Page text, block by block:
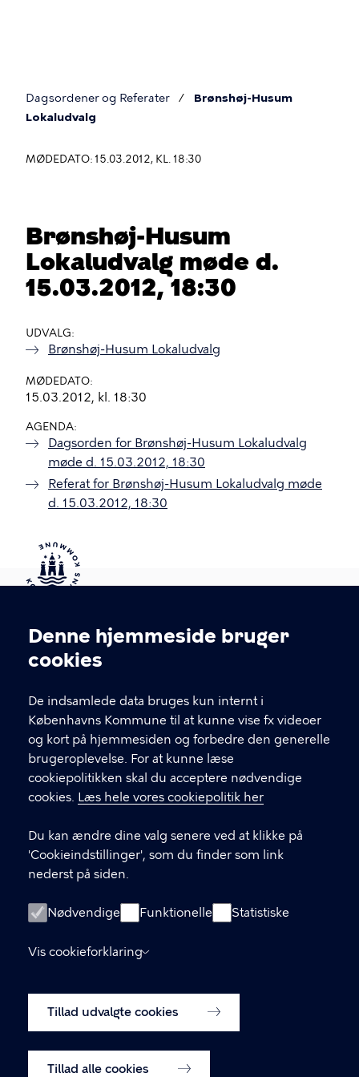
Cookieindstillinger
Denne hjemmeside bruger
cookies
De indsamlede data bruges kun internt i
Københavns Kommune til at kunne vise fx videoer
og kort på hjemmesiden og forbedre den generelle
brugeroplevelse. For at kunne læse
cookiepolitikken skal du acceptere nødvendige
cookies. Læs hele vores cookiepolitik her
Du kan ændre dine valg senere ved at klikke på
'Cookieindstillinger', som du finder som link
nederst på siden.
Nødvendige Funktionelle Statistiske
Vis cookieforklaring
Tillad udvalgte cookies
Tillad alle cookies
Du
her
Dagsordener og Referater
Brønshøj-Husum
Lokaludvalg
MØDEDATO: 15.03.2012, KL. 18:30
Brønshøj-Husum
Lokaludvalg møde d.
15.03.2012, 18:30
UDVALG
Brønshøj-Husum Lokaludvalg
MØDEDATO
15.03.2012, kl. 18:30
AGENDA
Dagsorden for Brønshøj-Husum Lokaludvalg
møde d. 15.03.2012, 18:30
Referat for Brønshøj-Husum Lokaludvalg møde
d. 15.03.2012, 18:30
Kontakt Københavns Kommune
T
fFind andre kontakter her
CVR-nummer64942212
GENVEJE
Digital Post
Databeskyttelse
Tilgængelighedserklæring
Om hjemmesiden
Cookiepolitik